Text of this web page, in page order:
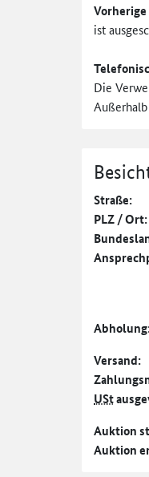
ist
Die
Straße:
PLZ / Ort:
Versand:
USt
Auktion
Auktion